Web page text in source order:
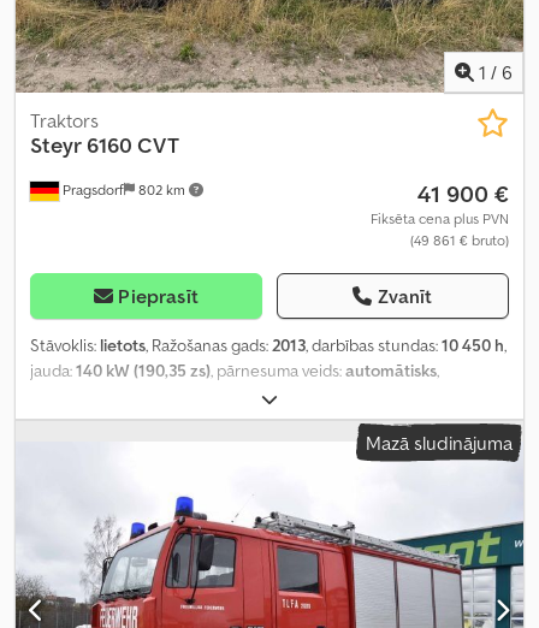
1 / 6
Pragsdorf 802 km
Traktors
Steyr 6160 CVT
41 900 €
Fiksēta cena plus PVN
(49 861 € bruto)
Pieprasīt Zvanīt
Stāvoklis: lietots, Ražošanas gads: 2013, darbības stundas:10 450 h,
jauda:140 kW (190,35 zs) , pārnesuma veids:automātisks
, maksimālais ātrums:
priekšējās riepas izmērs:540/65R30, aizmugurējās riepas izmērs:
, Aprīkojums:gaisa
priekšējā jaudas noņemšanas vārpsta, saspiestā gaisa bremze
Mazā sludinājuma